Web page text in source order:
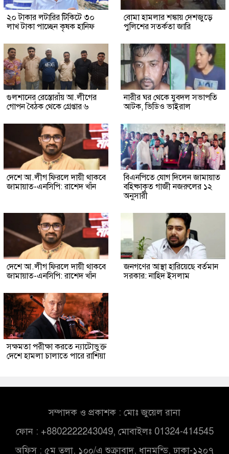
২০ টাকার লটারির টিকিটে ৩০
লাখ টাকা পাচ্ছেন কৃষক হানিফ
বোমা হামলার শঙ্কায় দেশজুড়ে
পুলিশের সতর্কতা জারি
গুলশানের রেস্তোরাঁয় আ.লীগের
গোপন বৈঠক থেকে গ্রেপ্তার ৬
নারীর ঘর থেকে যুবদল সভাপতি
আটক, ভিডিও ভাইরাল
দেশে আ.লীগ ফিরলে দায়ী থাকবে
জামায়াত-এনসিপি: রাশেদ খাঁন
বিএনপিতে যোগ দিলেন জামায়াত
বহিষ্কাকৃত গাজী নজরুলের ১২
অনুসারী
দেশে আ.লীগ ফিরলে দায়ী থাকবে
জামায়াত-এনসিপি: রাশেদ খাঁন
জনগণের আস্থা হারিয়েছে বর্তমান
সরকার: নাহিদ ইসলাম
সক্ষমতা পরীক্ষা করতে ন্যাটোভুক্ত
দেশে হামলা চালাতে পারে রাশিয়া
সম্পাদক ও প্রকাশক : মোঃ জুয়েল রানা
ফোন : +8802222243049, মোবাইলঃ 01324-414545
অফিস : ৫ম তলা, ১০০/এ শুক্রাবাদ, ধানমন্ডি, ঢাকা-১২০৭